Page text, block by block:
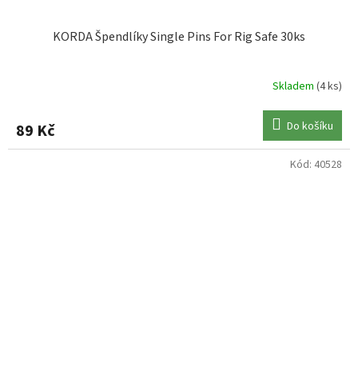
KORDA Špendlíky Single Pins For Rig Safe 30ks
Skladem (4 ks)
89 Kč Do košíku
Kód: 40528